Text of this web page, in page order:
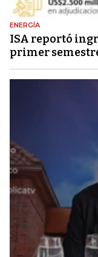
ENERGÍA
ISA reportó
primer